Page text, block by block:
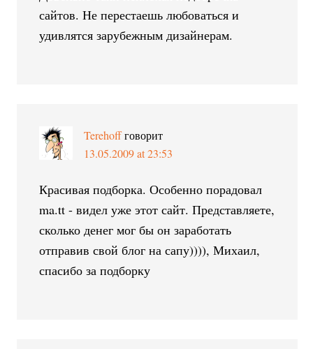
сайтов. Не перестаешь любоваться и
удивлятся зарубежным дизайнерам.
Terehoffговорит
13.05.2009 at 23:53
Красивая подборка. Особенно порадовал
ma.tt - видел уже этот сайт. Представляете,
сколько денег мог бы он заработать
отправив свой блог на сапу)))), Михаил,
спасибо за подборку